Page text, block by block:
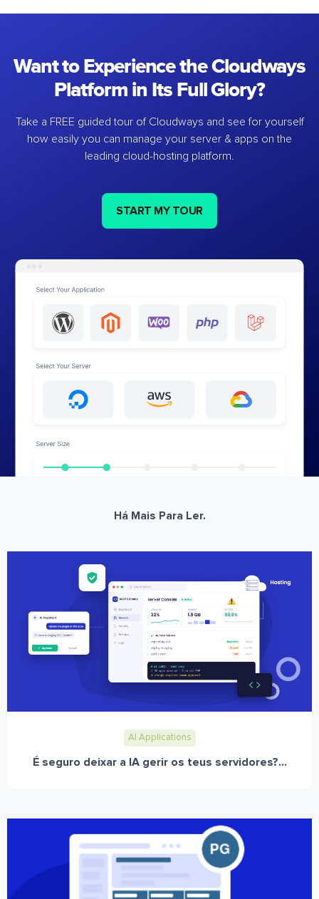
Want to Experience the Cloudways
Platform in Its Full Glory?
Take a FREE guided tour of Cloudways and see for yourself
how easily you can manage your server & apps on the
leading cloud-hosting platform.
START MY TOUR
Há Mais Para Ler.
AI Applications
É seguro deixar a IA gerir os teus servidores?...